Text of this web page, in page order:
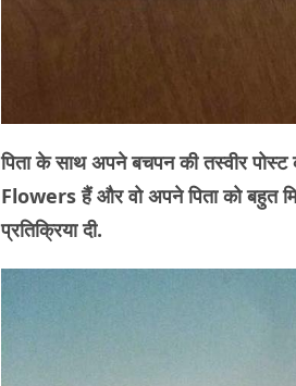
पिता के साथ अपने बचपन की तस्वीर
Flowers हैं और वो अपने पिता को बहुत
प्रतिक्रिया दी.